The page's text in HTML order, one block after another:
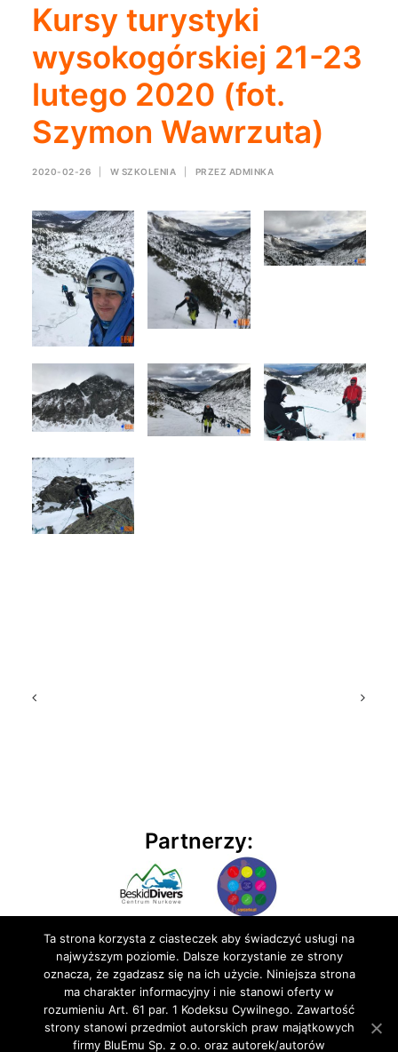
Kursy turystyki
wysokogórskiej 21-23
lutego 2020 (fot.
Szymon Wawrzuta)
2020-02-26 W SZKOLENIA PRZEZ ADMINKA
Partnerzy:
© 2020 BluEmu sp. z o.o. Wszelkie prawa zastrzeżone
Ta strona korzysta z ciasteczek aby świadczyć usługi na
najwyższym poziomie. Dalsze korzystanie ze strony
oznacza, że zgadzasz się na ich użycie. Niniejsza strona
ma charakter informacyjny i nie stanowi oferty w
rozumieniu Art. 61 par. 1 Kodeksu Cywilnego. Zawartość
strony stanowi przedmiot autorskich praw majątkowych
firmy BluEmu Sp. z o.o. oraz autorek/autorów